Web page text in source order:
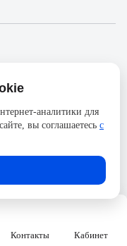
Контакты Кабинет
City9 Set
230
иметь
отличаться от реального
не несёт
модели товаров фотографиям,
аналитики для
вы соглашаетесь с